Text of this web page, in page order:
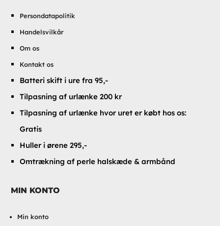
Persondatapolitik
Handelsvilkår
Om os
Kontakt os
Batteri skift i ure fra 95,-
Tilpasning af urlænke 200 kr
Tilpasning af urlænke hvor uret er købt hos os:
Gratis
Huller i ørene 295,-
Omtrækning af perle halskæde & armbånd
MIN KONTO
Min konto